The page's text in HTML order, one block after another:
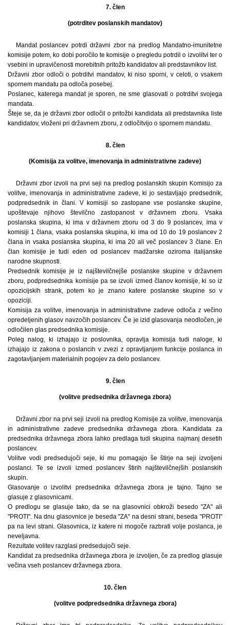
7. člen
(potrditev poslanskih mandatov)
Mandat poslancev potrdi državni zbor na predlog Mandatno-imunitetne
komisije potem, ko dobi poročilo te komisije o pregledu potrdil o izvolitvi ter o
vsebini in upravičenosti morebitnih pritožb kandidatov ali predstavnikov list.
Državni zbor odloči o potrditvi mandatov, ki niso sporni, v celoti, o vsakem
spornem mandatu pa odloča posebej.
Poslanec, katerega mandat je sporen, ne sme glasovati o potrditvi svojega
mandata.
Šteje se, da je državni zbor odločil o pritožbi kandidata ali predstavnika liste
kandidatov, vloženi pri državnem zboru, z odločitvijo o spornem mandatu.
8. člen
(Komisija za volitve, imenovanja in administrativne zadeve)
Državni zbor izvoli na prvi seji na predlog poslanskih skupin Komisijo za
volitve, imenovanja in administrativne zadeve, ki jo sestavljajo predsednik,
podpredsednik in člani. V komisiji so zastopane vse poslanske skupine,
upoštevaje njihovo številčno zastopanost v državnem zboru. Vsaka
poslanska skupina, ki ima v državnem zboru od 3 do 9 poslancev, ima v
komisiji 1 člana, vsaka poslanska skupina, ki ima od 10 do 19 poslancev 2
člana in vsaka poslanska skupina, ki ima 20 ali več poslancev 3 člane. En
član komisije je tudi eden od poslancev madžarske oziroma italijanske
narodne skupnosti.
Predsednik komisije je iz najštevilčnejše poslanske skupine v državnem
zboru, podpredsednika komisije pa se izvoli izmed članov komisije, ki so iz
opozicijskih strank, potem ko je znano katere poslanske skupine so v
opoziciji.
Komisija za volitve, imenovanja in administrativne zadeve odloča z večino
opredeljenih glasov navzočih poslancev. Če je izid glasovanja neodločen, je
odločilen glas predsednika komisije.
Poleg nalog, ki izhajajo iz poslovnika, opravlja komisija tudi naloge, ki
izhajajo iz zakona o poslancih v zvezi z opravljanjem funkcije poslanca in
zagotavljanjem materialnih pogojev za delo poslancev.
9. člen
(volitve predsednika državnega zbora)
Državni zbor na prvi seji izvoli na predlog Komisije za volitve, imenovanja
in administrativne zadeve predsednika državnega zbora. Kandidata za
predsednika državnega zbora lahko predlaga tudi skupina najmanj desetih
poslancev.
Volitve vodi predsedujoči seje, ki mu pomagajo še štirje na seji izvoljeni
poslanci. Te se izvoli izmed poslancev štirih najštevilčnejših poslanskih
skupin.
Glasovanje o izvolitvi predsednika državnega zbora je tajno. Tajno se
glasuje z glasovnicami.
O predlogu se glasuje tako, da se na glasovnici obkroži besedo "ZA" ali
"PROTI". Na dnu glasovnice je beseda "ZA" na desni strani, beseda "PROTI"
pa na levi strani. Glasovnica, iz katere ni mogoče razbrati volje poslanca, je
neveljavna.
Rezultate volitev razglasi predsedujoči seje.
Kandidat za predsednika državnega zbora je izvoljen, če za predlog glasuje
večina vseh poslancev državnega zbora.
10. člen
(volitve podpredsednika državnega zbora)